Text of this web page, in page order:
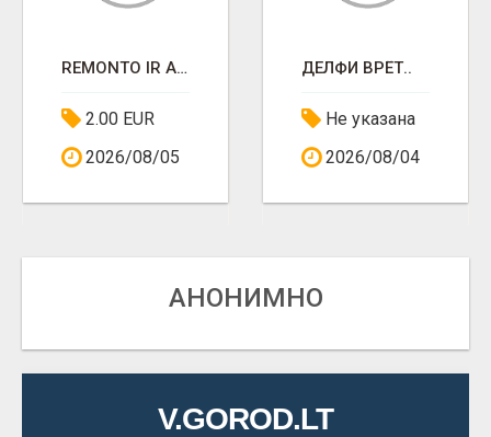
REMONTO IR APDAILOS DARBAI
2.00 EUR
2026/08/05
ДЕЛФИ ВРЁТ..
Не указана
2026/08/04
АНОНИМНО
V.GOROD.LT